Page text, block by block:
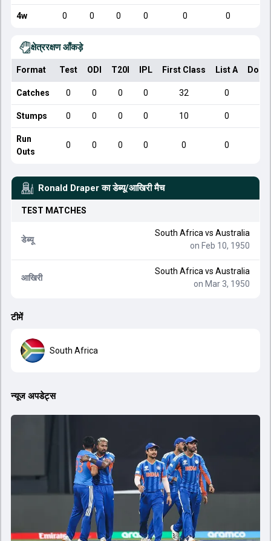
4w 0 0 0 0 0 0
क्षेत्ररक्षण आँकड़े
Format Test ODI T20I IPL First Class List A
Catches 0 0 0 0 32 0
Stumps 0 0 0 0 10 0
Run
Outs
0 0 0 0 0 0
Ronald Draper का डेब्यू/आखिरी मैच
TEST MATCHES
डेब्यू
South Africa vs Australia
on Feb 10, 1950
आखिरी
South Africa vs Australia
on Mar 3, 1950
टीमें
South Africa
न्यूज अपडेट्स